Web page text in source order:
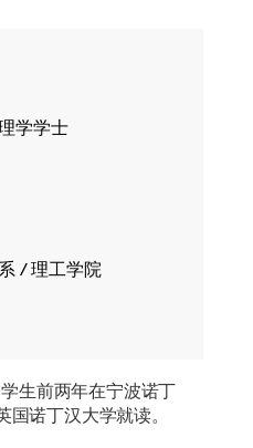
学学士
/ 理工学院
学生前两年在宁波诺丁
国诺丁汉大学就读。